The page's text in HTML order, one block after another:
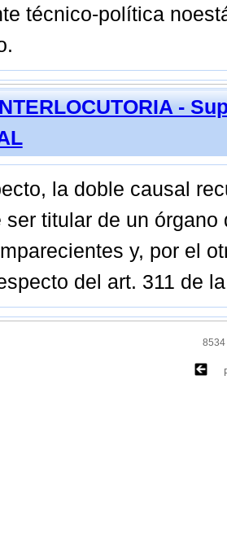
técnico-política
-
la doble causal
ser titular de un
y, por el
del art. 311 de